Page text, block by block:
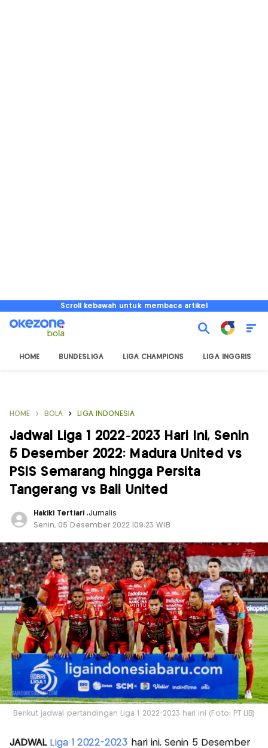
Scroll kebawah untuk membaca artikel
HOME BUNDESLIGA LIGA CHAMPIONS LIGA INGGRIS
HOME BOLA LIGA INDONESIA
Jadwal Liga 1 2022-2023 Hari Ini, Senin
5 Desember 2022: Madura United vs
PSIS Semarang hingga Persita
Tangerang vs Bali United
Hakiki Tertiari ,Jurnalis
Senin, 05 Desember 2022 |09:23 WIB
Berikut jadwal pertandingan Liga 1 2022-2023 hari ini (Foto: PT LIB)
JADWAL Liga 1 2022-2023 hari ini, Senin 5 Desember